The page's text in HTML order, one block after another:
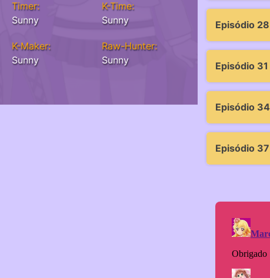
Timer:
Sunny
K-Time:
Sunny
K-Maker:
Sunny
Raw-Hunter:
Sunny
Episódio 28
Episódio 31
Episódio 34
Episódio 37